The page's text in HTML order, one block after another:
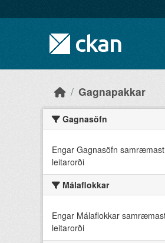
Gagnapakkar
Gagnasöfn
Engar Gagnasöfn
leitarorði
Málaflokkar
Engar Málaflokkar
leitarorði